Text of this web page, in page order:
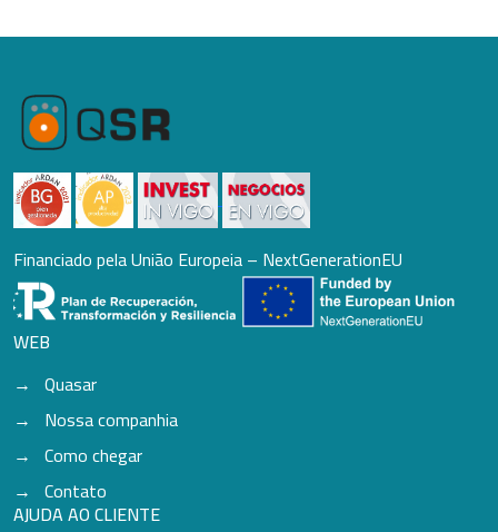
Financiado pela União Europeia – NextGenerationEU
WEB
Quasar
Nossa companhia
Como chegar
Contato
AJUDA AO CLIENTE